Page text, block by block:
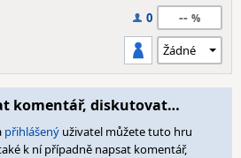
0 --
komentář, diskutovat…
přihlášený uživatel můžete tuto hru
k ní případně napsat komentář,